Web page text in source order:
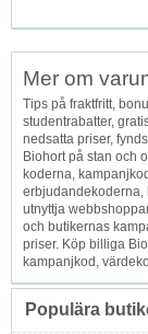
Mer om
Tips på fraktfritt,
studentrabatter,
nedsatta priser,
Biohort på stan och
koderna,
erbjudandekoderna,
utnyttja
och butikernas
priser. Köp billiga
kampanjkod,
Populära